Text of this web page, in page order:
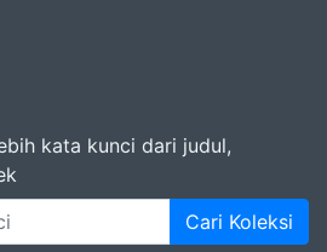
kata kunci dari judul,
Cari Koleksi